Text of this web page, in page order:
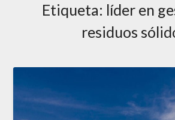
Etiqueta: líder en
residuos